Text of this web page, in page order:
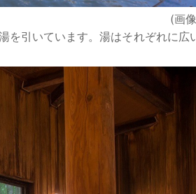
(画
引いています。湯はそれぞれに広